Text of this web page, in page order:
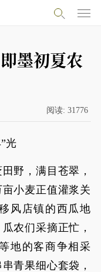
墨初夏农
阅读: 31776
光
野，满目苍翠，
小麦正值灌浆关
风店镇的西瓜地
农们采摘正忙，
地的客商争相采
青果细心套袋，